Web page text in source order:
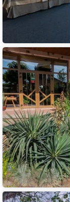
Отель
Омега-
Клуб
Детский